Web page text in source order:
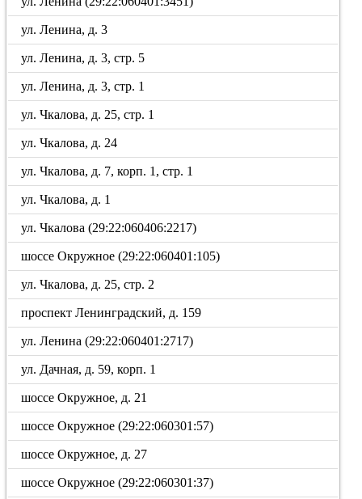
ул. Ленина, д. 3
ул. Ленина, д. 3, стр. 5
ул. Ленина, д. 3, стр. 1
ул. Чкалова, д. 25, стр. 1
ул. Чкалова, д. 24
ул. Чкалова, д. 7, корп. 1, стр. 1
ул. Чкалова, д. 1
ул. Чкалова (29:22:060406:2217)
шоссе Окружное (29:22:060401:105)
ул. Чкалова, д. 25, стр. 2
проспект Ленинградский, д. 159
ул. Ленина (29:22:060401:2717)
ул. Дачная, д. 59, корп. 1
шоссе Окружное, д. 21
шоссе Окружное (29:22:060301:57)
шоссе Окружное, д. 27
шоссе Окружное (29:22:060301:37)